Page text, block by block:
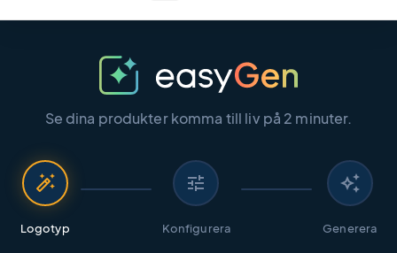
Se dina produkter komma till liv på 2 minuter.
auto_fix_high
Logotyp
tune
Konfigurera
auto_awesome
Generera